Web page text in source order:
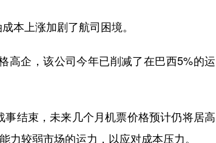
本上涨加剧了航司困境。
企，该公司今年已削减了在巴西5%的运
结束，未来几个月机票价格预计仍将居高
较弱市场的运力，以应对成本压力。